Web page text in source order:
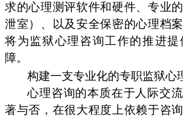
求的心理测评软件和硬件、专业
泄室）、以及安全保密的心理档
将为监狱心理咨询工作的推进
障。
构建一支专业化的专职监狱心
心理咨询的本质在于人际交
著与否，在很大程度上依赖于咨询